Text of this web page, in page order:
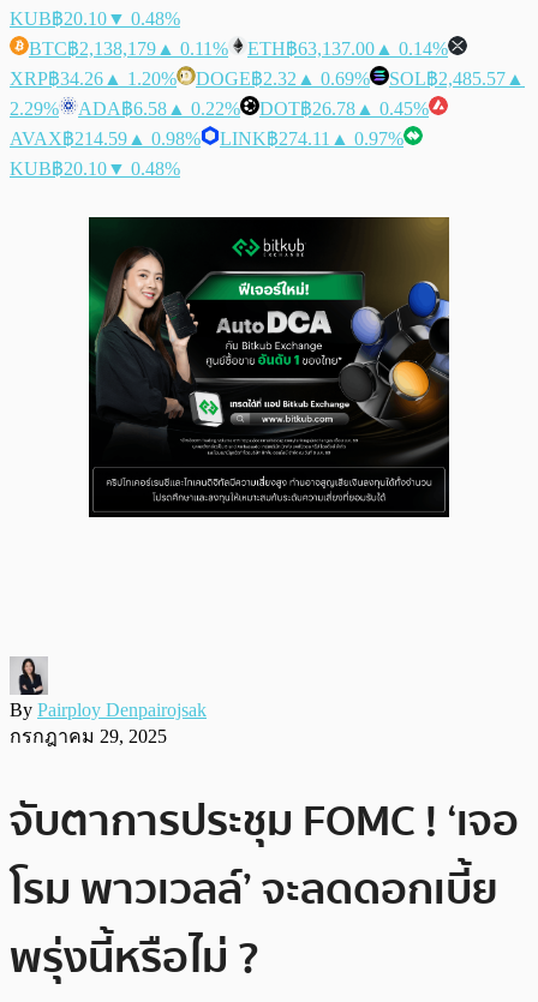
KUB฿20.10▼ 0.48%
BTC฿2,138,179 ▲ 0.11% ETH฿63,137.00 ▲ 0.14%
XRP฿34.26 ▲ 1.20% DOGE฿2.32 ▲ 0.69% SOL฿2,485.57 ▲
2.29%
ADA฿6.58 ▲ 0.22% DOT฿26.78 ▲ 0.45%
AVAX฿214.59 ▲ 0.98% LINK฿274.11 ▲ 0.97%
KUB฿20.10▼ 0.48%
By Pairploy Denpairojsak
กรกฎาคม 29, 2025
จับตาการประชุม FOMC ! ‘เจอ
โรม พาวเวลล์’ จะลดดอกเบี้ย
พรุ่งนี้หรือไม่ ?